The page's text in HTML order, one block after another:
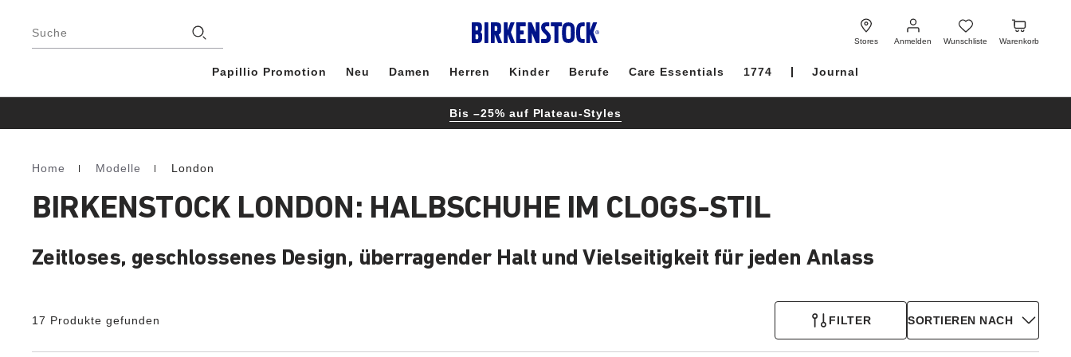
Suche
Stores Anmelden
Anmelden
Wunschliste
Wunschliste
Warenkorb
Warenkorb
Papillio Promotion Neu Damen Herren Kinder Berufe Care Essentials 1774 Journal
Bis –25% auf Plateau-Styles
Homepage
Home Modelle London
BIRKENSTOCK LONDON: HALBSCHUHE IM CLOGS-STIL
Zeitloses, geschlossenes Design, überragender Halt und Vielseitigkeit für jeden Anlass
17 Produkte gefunden FILTER SORTIEREN NACH